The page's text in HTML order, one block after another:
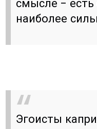
смысле - есть
наиболее
Эгоисты